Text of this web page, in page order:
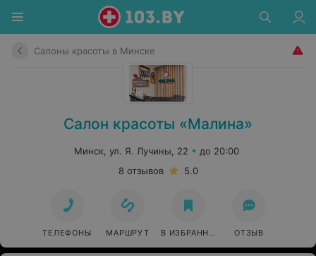
Салоны красоты в Минске
Салон красоты «Малина»
Минск, ул. Я. Лучины, 22
до 20:00
8 отзывов
5.0
ТЕЛЕФОНЫ МАРШРУТ В ИЗБРАННОЕ ОТЗЫВ